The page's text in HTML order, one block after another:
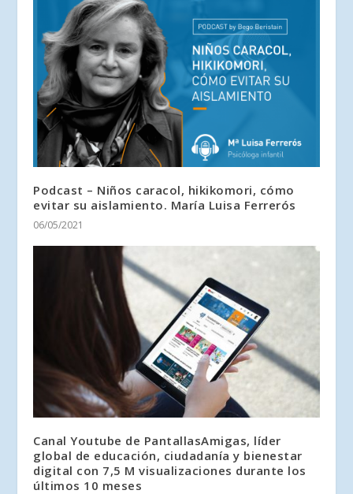
Podcast – Niños caracol, hikikomori, cómo
evitar su aislamiento. María Luisa Ferrerós
06/05/2021
Canal Youtube de PantallasAmigas, líder
global de educación, ciudadanía y bienestar
digital con 7,5 M visualizaciones durante los
últimos 10 meses